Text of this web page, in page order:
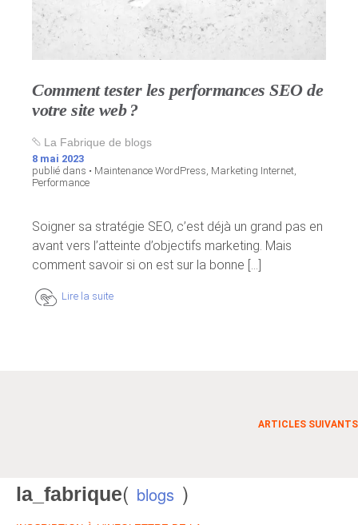
Comment tester les performances SEO de
votre site web ?
La Fabrique de blogs
8 mai 2023
publié dans • Maintenance WordPress, Marketing Internet,
Performance
Soigner sa stratégie SEO, c’est déjà un grand pas en
avant vers l’atteinte d’objectifs marketing. Mais
comment savoir si on est sur la bonne [...]
Lire la suite
ARTICLES SUIVANTS
la_fabrique( blogs )